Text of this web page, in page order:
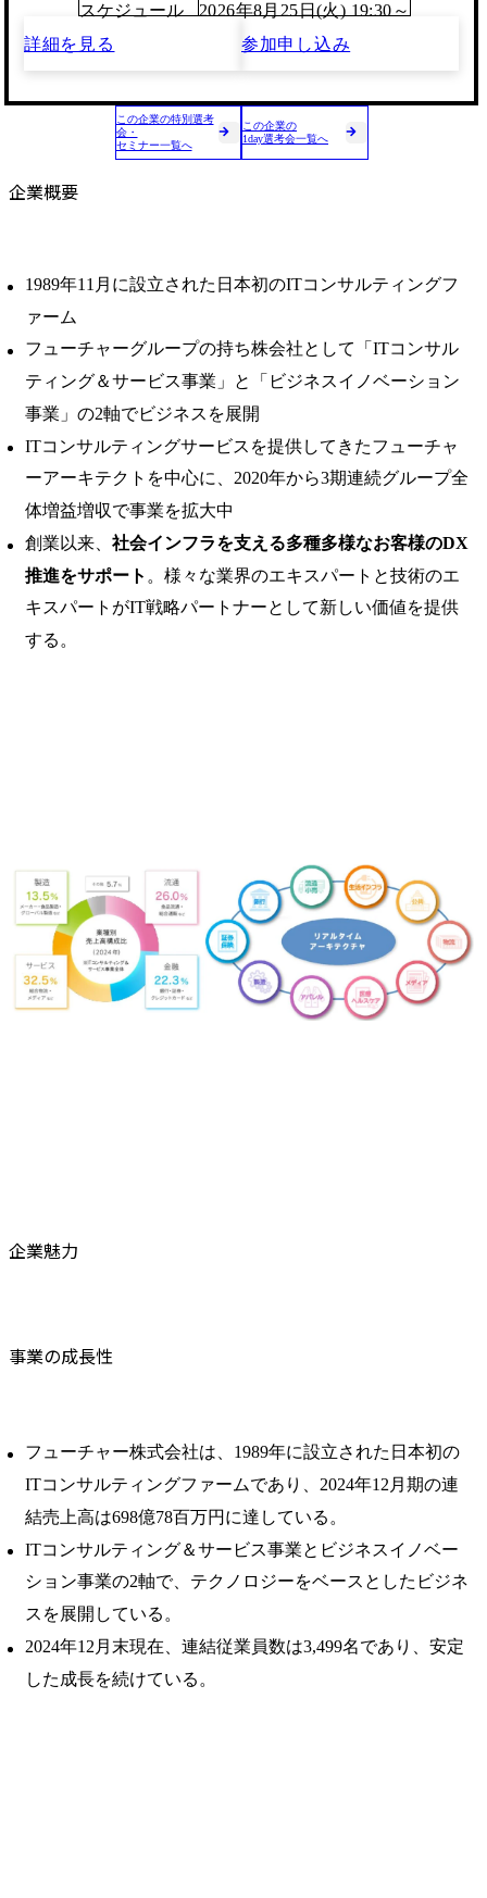
スケジュール
2026年8月25日(火) 19:30～
詳細を見る
参加申し込み
この企業の特別選考
会・
セミナー一覧へ
この企業の
1day選考会一覧へ
企業概要
1989年11月に設立された日本初のITコンサルティングフ
ァーム
フューチャーグループの持ち株会社として「ITコンサル
ティング＆サービス事業」と「ビジネスイノベーション
事業」の2軸でビジネスを展開
ITコンサルティングサービスを提供してきたフューチャ
ーアーキテクトを中心に、2020年から3期連続グループ全
体増益増収で事業を拡大中
創業以来、 社会インフラを支える多種多様なお客様のDX
推進をサポート 。様々な業界のエキスパートと技術のエ
キスパートがIT戦略パートナーとして新しい価値を提供
する。
企業魅力
事業の成長性
フューチャー株式会社は、1989年に設立された日本初の
ITコンサルティングファームであり、2024年12月期の連
結売上高は698億78百万円に達している。 ​
ITコンサルティング＆サービス事業とビジネスイノベー
ション事業の2軸で、テクノロジーをベースとしたビジネ
スを展開している。 ​
2024年12月末現在、連結従業員数は3,499名であり、安定
した成長を続けている。